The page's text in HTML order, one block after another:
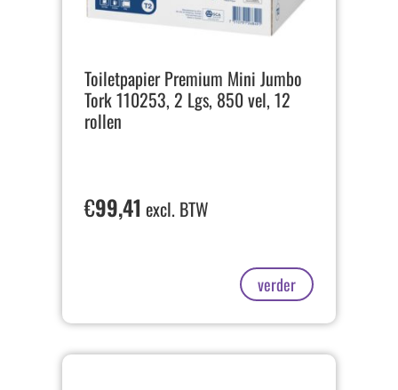
Toiletpapier Premium Mini Jumbo
Tork 110253, 2 Lgs, 850 vel, 12
rollen
€99,41 excl. BTW
verder